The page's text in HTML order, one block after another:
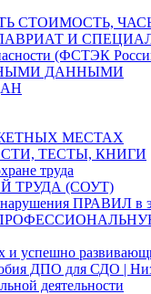
СТОИМОСТЬ,
И
(ФСТЭК
ДАННЫМИ
МЕСТАХ
ТЕСТЫ, КНИГИ
труда
ТРУДА (СОУТ)
нарушения ПРАВИЛ в
успешно
ДПО для СДО |
деятельности